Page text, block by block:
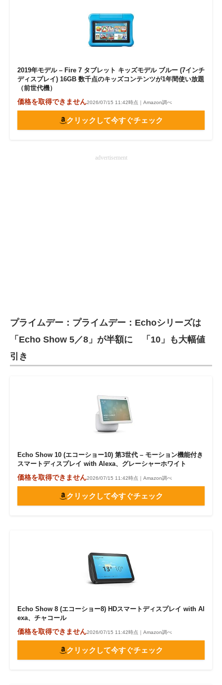
2019年モデル – Fire 7 タブレット キッズモデル ブルー (7インチ
ディスプレイ) 16GB 数千点のキッズコンテンツが1年間使い放題
（前世代機）
価格を取得できません2026/07/15 11:42時点｜Amazon調べ
クリックして今すぐチェック
advertisement
プライムデー：プライムデー：Echoシリーズは
「Echo Show 5／8」が半額に 「10」も大幅値
引き
Echo Show 10 (エコーショー10) 第3世代 – モーション機能付き
スマートディスプレイ with Alexa、グレーシャーホワイト
価格を取得できません2026/07/15 11:42時点｜Amazon調べ
クリックして今すぐチェック
Echo Show 8 (エコーショー8) HDスマートディスプレイ with Al
exa、チャコール
価格を取得できません2026/07/15 11:42時点｜Amazon調べ
クリックして今すぐチェック